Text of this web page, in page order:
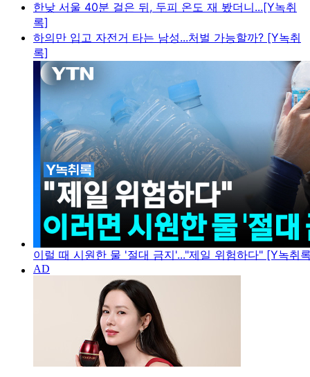
한낮 서울 40분 걸은 뒤, 두피 온도 재 봤더니...[Y녹취
록]
하의만 입고 자전거 타는 남성...처벌 가능할까? [Y녹취
록]
이럴 때 시원한 물 '절대 금지'..."제일 위험하다" [Y녹취